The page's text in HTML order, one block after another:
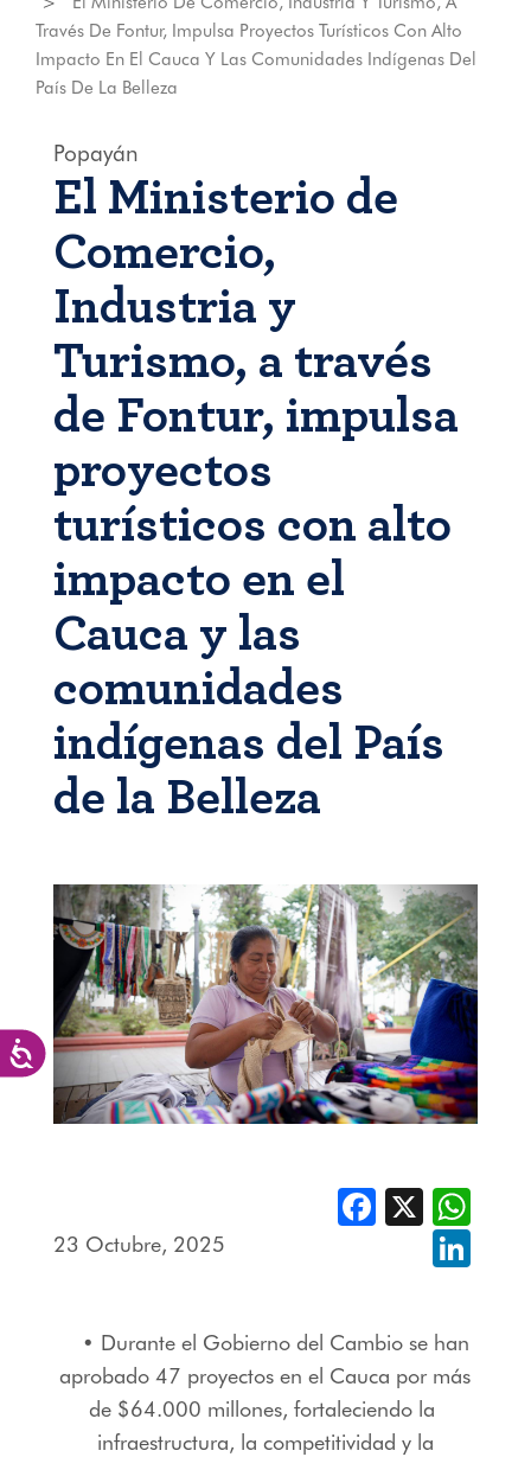
Accesibilidad
Través De Fontur, Impulsa Proyectos Turísticos Con Alto
Impacto En El Cauca Y Las Comunidades Indígenas Del
País De La Belleza
Popayán
El Ministerio de
Comercio,
Industria y
Turismo, a través
de Fontur, impulsa
proyectos
turísticos con alto
impacto en el
Cauca y las
comunidades
indígenas del País
de la Belleza
23 Octubre, 2025
Facebook
X
• Durante el Gobierno del Cambio se han
aprobado 47 proyectos en el Cauca por más
de $64.000 millones, fortaleciendo la
infraestructura, la competitividad y la